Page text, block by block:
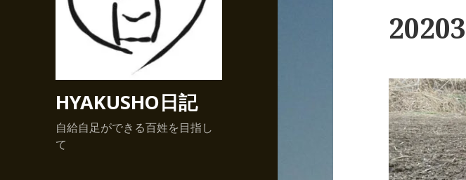
HYAKUSHO日記
自給自足ができる百姓を目指し
て